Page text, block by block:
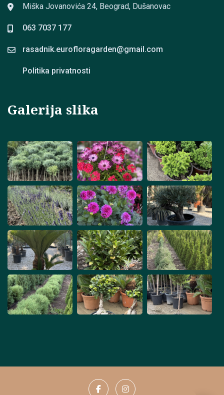
Miška Jovanovića 24, Beograd, Dušanovac
063 7037 177
rasadnik.eurofloragarden@gmail.com
Politika privatnosti
Galerija slika